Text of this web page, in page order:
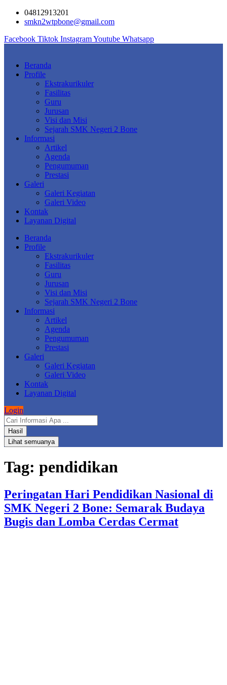
Skip
04812913201
smkn2wtpbone@gmail.com
Facebook Tiktok InstagramYoutube Whatsapp
Beranda
Profile
Ekstrakurikuler
Fasilitas
Guru
Jurusan
Visi dan Misi
Sejarah SMK Negeri 2 Bone
Informasi
Artikel
Agenda
Pengumuman
Prestasi
Galeri
Galeri Kegiatan
Galeri Video
Kontak
Layanan Digital
Beranda
Profile
Ekstrakurikuler
Fasilitas
Guru
Jurusan
Visi dan Misi
Sejarah SMK Negeri 2 Bone
Informasi
Artikel
Agenda
Pengumuman
Prestasi
Galeri
Galeri Kegiatan
Galeri Video
Kontak
Layanan Digital
Login
Search
...Hasil
Lihat semuanya
Tag: pendidikan
Peringatan Hari Pendidikan Nasional di
SMK Negeri 2 Bone: Semarak Budaya
Bugis dan Lomba Cerdas Cermat